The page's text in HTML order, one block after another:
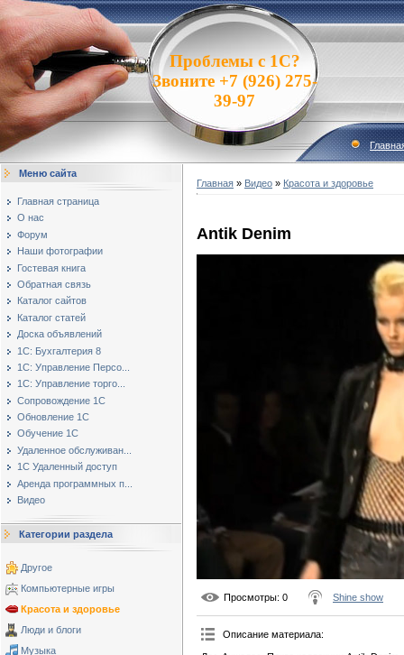
Проблемы с 1С?
Звоните +7 (926) 275-
39-97
Меню сайта
Главная страница
О нас
Форум
Наши фотографии
Гостевая книга
Обратная связь
Каталог сайтов
Каталог статей
Доска объявлений
1С: Бухгалтерия 8
1С: Управление Персо...
1С: Управление торго...
Сопровождение 1С
Обновление 1С
Обучение 1С
Удаленное обслуживан...
1С Удаленный доступ
Аренда программных п...
Видео
Категории раздела
Другое
Компьютерные игры
Красота и здоровье
Люди и блоги
Музыка
Главная » Видео » Красота и здоровье
Antik Denim
Просмотры: 0 Shine show
Описание материала: